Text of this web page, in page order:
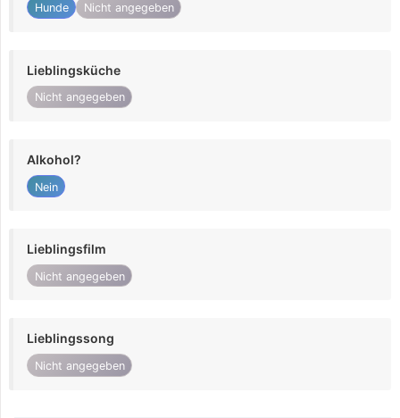
Hunde Nicht angegeben
Lieblingsküche
Nicht angegeben
Alkohol?
Nein
Lieblingsfilm
Nicht angegeben
Lieblingssong
Nicht angegeben